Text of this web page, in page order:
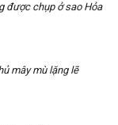
được chụp ở sao Hỏa
mây mù lặng lẽ